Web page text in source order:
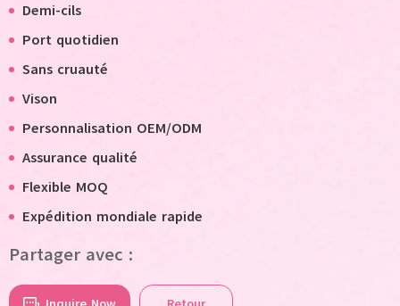
Demi-cils
Port quotidien
Sans cruauté
Vison
Personnalisation OEM/ODM
Assurance qualité
Flexible MOQ
Expédition mondiale rapide
Partager avec :